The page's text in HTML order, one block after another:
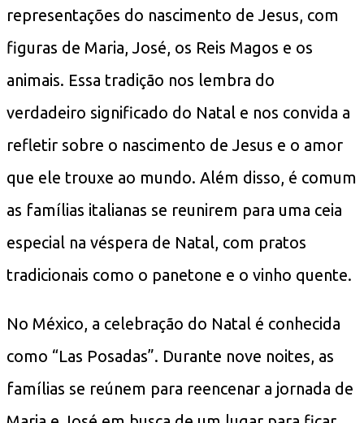
representações do nascimento de Jesus, com
figuras de Maria, José, os Reis Magos e os
animais. Essa tradição nos lembra do
verdadeiro significado do Natal e nos convida a
refletir sobre o nascimento de Jesus e o amor
que ele trouxe ao mundo. Além disso, é comum
as famílias italianas se reunirem para uma ceia
especial na véspera de Natal, com pratos
tradicionais como o panetone e o vinho quente.
No México, a celebração do Natal é conhecida
como “Las Posadas”. Durante nove noites, as
famílias se reúnem para reencenar a jornada de